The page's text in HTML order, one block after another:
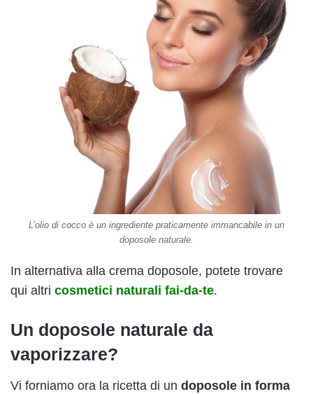
L’olio di cocco è un ingrediente praticamente immancabile in un
doposole naturale.
In alternativa alla crema doposole, potete trovare
qui altri cosmetici naturali fai-da-te.
Un doposole naturale da
vaporizzare?
Vi forniamo ora la ricetta di un doposole in forma